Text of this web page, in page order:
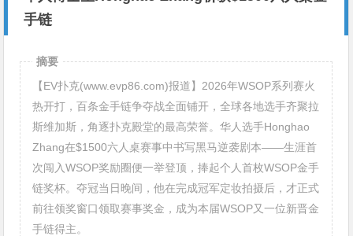
手链
摘要
【EV扑克(www.evp86.com)报道】2026年WSOP系列赛火
热开打，百条金手链争夺战全面铺开，全球各地选手齐聚拉
斯维加斯，角逐扑克殿堂的最高荣誉。华人选手Honghao
Zhang在$1500六人桌赛事中书写黑马逆袭剧本——生涯首
次闯入WSOP奖励圈便一举登顶，捧起个人首枚WSOP金手
链奖杯。夺冠当日晚间，他在完成冠军定妆拍摄后，才正式
前往领奖窗口领取赛事奖金，成为本届WSOP又一位新晋金
手链得主。